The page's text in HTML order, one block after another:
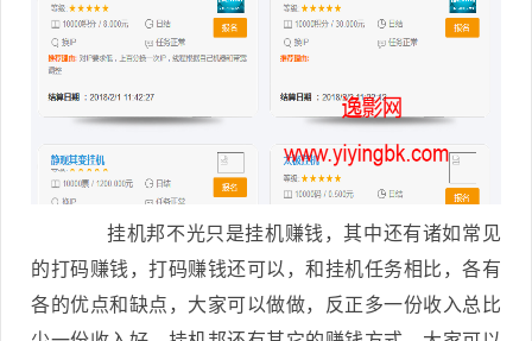
挂机邦不光只是挂机赚钱，其中还有诸如常见
的打码赚钱，打码赚钱还可以，和挂机任务相比，各有
各的优点和缺点，大家可以做做，反正多一份收入总比